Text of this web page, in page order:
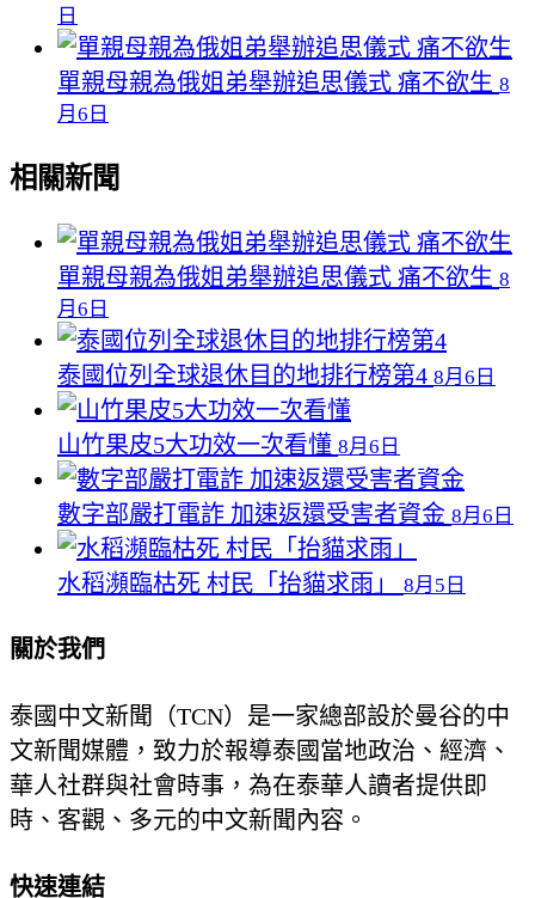
日
單親母親為俄姐弟舉辦追思儀式 痛不欲生 8
月6日
相關新聞
單親母親為俄姐弟舉辦追思儀式 痛不欲生 8
月6日
泰國位列全球退休目的地排行榜第4 8月6日
山竹果皮5大功效一次看懂 8月6日
數字部嚴打電詐 加速返還受害者資金 8月6日
水稻瀕臨枯死 村民「抬貓求雨」 8月5日
關於我們
泰國中文新聞（TCN）是一家總部設於曼谷的中
文新聞媒體，致力於報導泰國當地政治、經濟、
華人社群與社會時事，為在泰華人讀者提供即
時、客觀、多元的中文新聞內容。
快速連結